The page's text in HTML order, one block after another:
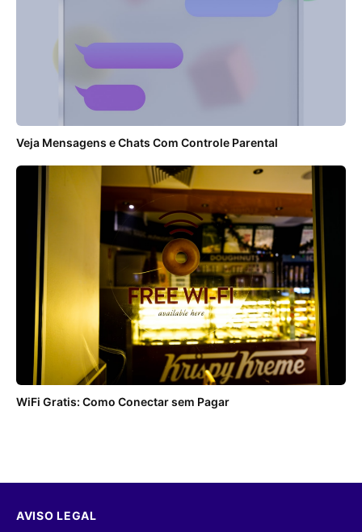
Veja Mensagens e Chats Com Controle Parental
WiFi Gratis: Como Conectar sem Pagar
AVISO LEGAL